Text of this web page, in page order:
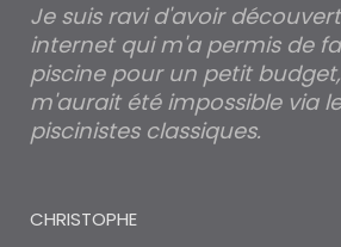
Je suis ravi d'avoir
internet qui m'a permis de
piscine pour un petit
m'aurait été impossible via
piscinistes classiques.
CHRISTOPHE